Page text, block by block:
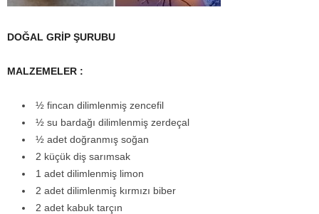
DOĞAL GRİP ŞURUBU
MALZEMELER :
½ fincan dilimlenmiş zencefil
½ su bardağı dilimlenmiş zerdeçal
½ adet doğranmış soğan
2 küçük diş sarımsak
1 adet dilimlenmiş limon
2 adet dilimlenmiş kırmızı biber
2 adet kabuk tarçın